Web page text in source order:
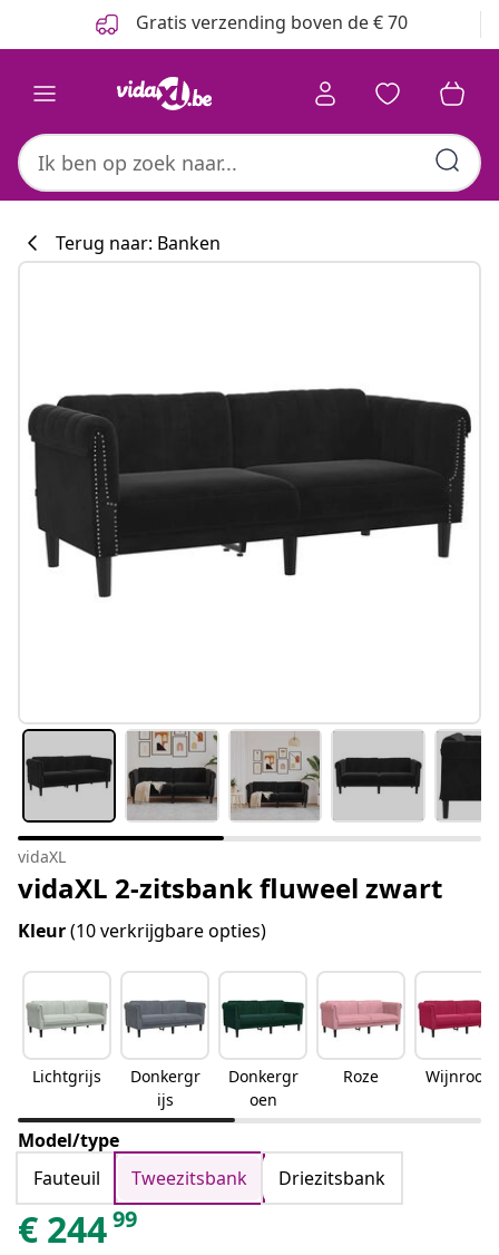
Gratis verzending boven de € 70
Terug naar: Banken
vidaXL
vidaXL 2-zitsbank fluweel zwart
Kleur(10 verkrijgbare opties)
Lichtgrijs
Donkergr
ijs
Donkergr
oen
Roze Wijnrood
Model/type
Fauteuil
Tweezitsbank Driezitsbank
€ 24499